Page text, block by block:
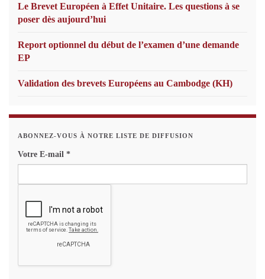
Le Brevet Européen à Effet Unitaire. Les questions à se
poser dès aujourd’hui
Report optionnel du début de l’examen d’une demande
EP
Validation des brevets Européens au Cambodge (KH)
ABONNEZ-VOUS À NOTRE LISTE DE DIFFUSION
Votre E-mail *